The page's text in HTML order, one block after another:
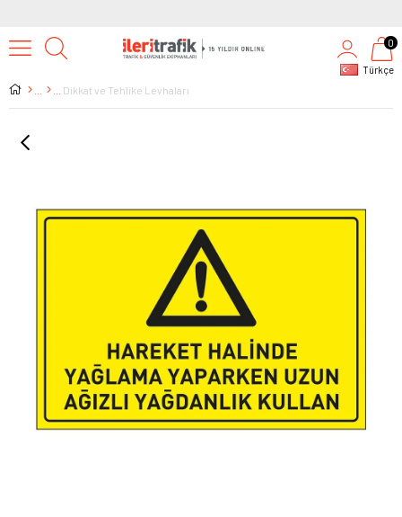
Türkçe
0
Dikkat ve Tehlike Levhaları